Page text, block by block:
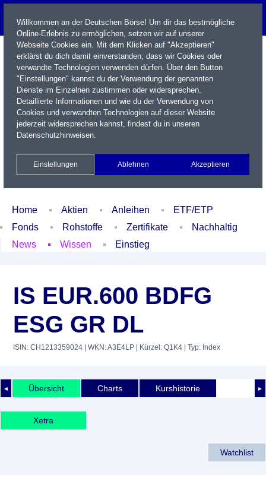
Name / WKN / ISIN / Kürzel
Xetra Realtime
Watchlist Portfolio Login
Home Aktien Anleihen
ETF/ETP
Fonds
Rohstoffe Zertifikate
Nachhaltig
News
Wissen Einstieg
IS EUR.600 BDFG
ESG GR DL
ISIN: CH1213359024 | WKN: A3E4LP | Kürzel: Q1K4 | Typ: Index
◄ ►
Übersicht Charts Kurshistorie
Xetra
Watchlist
Willkommen an der Deutschen Börse! Um dir das bestmögliche
Online-Erlebnis zu ermöglichen, setzen wir auf unserer
Webseite Cookies ein. Mit dem Klicken auf "Akzeptieren"
erklärst du dich damit einverstanden, dass wir Cookies oder
verwandte Technologien verwenden dürfen. Über den Button
"Einstellungen" kannst du der Verwendung der genannten
Dienste im Einzelnen zustimmen oder widersprechen.
Detaillierte Informationen und wie du der Verwendung von
Cookies und verwandten Technologien auf dieser Website
jederzeit widersprechen kannst, findest du in unseren
Datenschutzhinweisen.
Einstellungen Ablehnen Akzeptieren